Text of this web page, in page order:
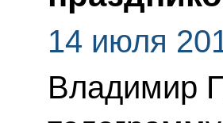
14 июля
Владимир